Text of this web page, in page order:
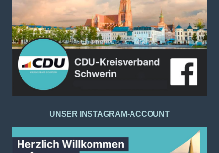
UNSER INSTAGRAM-ACCOUNT